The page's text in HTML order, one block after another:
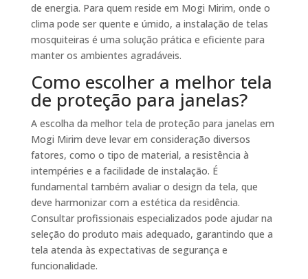
de energia. Para quem reside em Mogi Mirim, onde o
clima pode ser quente e úmido, a instalação de telas
mosquiteiras é uma solução prática e eficiente para
manter os ambientes agradáveis.
Como escolher a melhor tela
de proteção para janelas?
A escolha da melhor tela de proteção para janelas em
Mogi Mirim deve levar em consideração diversos
fatores, como o tipo de material, a resistência à
intempéries e a facilidade de instalação. É
fundamental também avaliar o design da tela, que
deve harmonizar com a estética da residência.
Consultar profissionais especializados pode ajudar na
seleção do produto mais adequado, garantindo que a
tela atenda às expectativas de segurança e
funcionalidade.